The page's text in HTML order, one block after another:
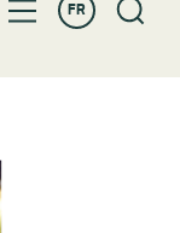
FR